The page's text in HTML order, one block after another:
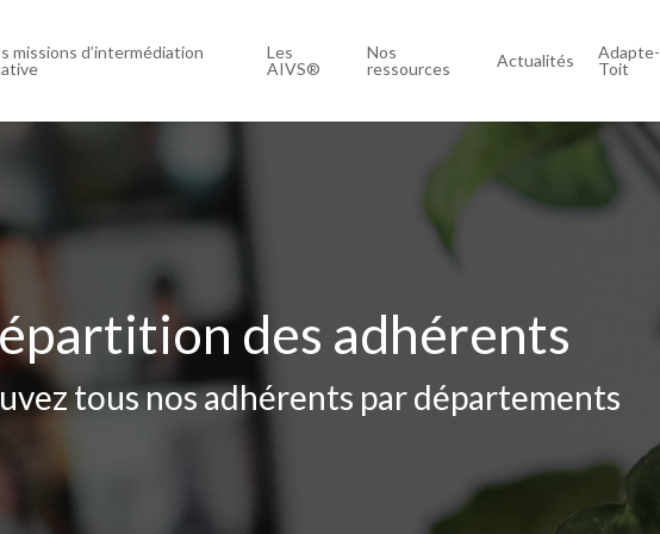
missions d’intermédiation
Les
AIVS®
Nos
ressources
Actualités
Adapte-
Toit
des adhérents
tous nos adhérents par départements